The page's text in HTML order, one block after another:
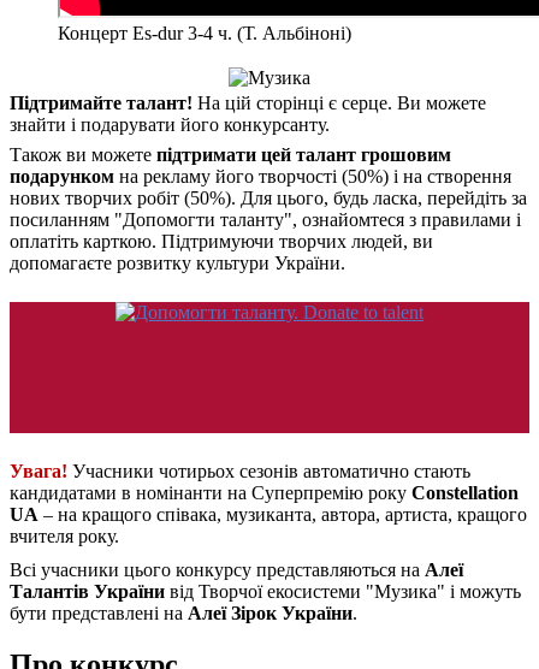
Концерт Es-dur 3-4 ч. (Т. Альбіноні)
Підтримайте талант! На цій сторінці є серце. Ви можете
знайти і подарувати його конкурсанту.
Також ви можете підтримати цей талант грошовим
подарунком на рекламу його творчості (50%) і на створення
нових творчих робіт (50%). Для цього, будь ласка, перейдіть за
посиланням "Допомогти таланту", ознайомтеся з правилами і
оплатіть карткою. Підтримуючи творчих людей, ви
допомагаєте розвитку культури України.
Увага! Учасники чотирьох сезонів автоматично стають
кандидатами в номінанти на Суперпремію року Constellation
UA – на кращого співака, музиканта, автора, артиста, кращого
вчителя року.
Всі учасники цього конкурсу представляються на Алеї
Талантів України від Творчої екосистеми "Музика" і можуть
бути представлені на Алеї Зірок України.